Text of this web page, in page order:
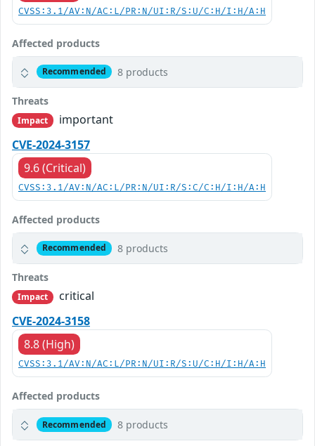
CVSS:3.1/AV:N/AC:L/PR:N/UI:R/S:U/C:H/I:H/A:H
Affected products
Recommended 8 products
Threats
Impact
important
CVE-2024-3157
9.6 (Critical)
CVSS:3.1/AV:N/AC:L/PR:N/UI:R/S:C/C:H/I:H/A:H
Affected products
Recommended 8 products
Threats
Impact
critical
CVE-2024-3158
8.8 (High)
CVSS:3.1/AV:N/AC:L/PR:N/UI:R/S:U/C:H/I:H/A:H
Affected products
Recommended 8 products